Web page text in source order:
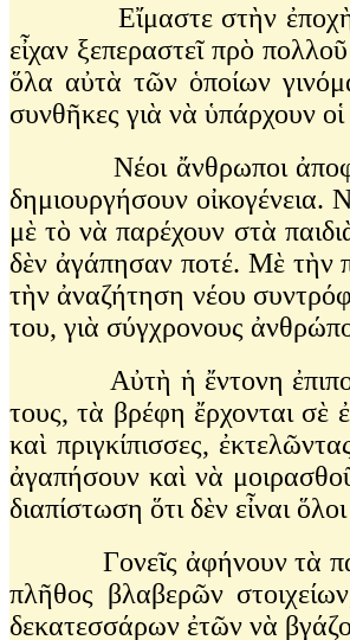
Εἴμαστε στὴν ἐποχὴ τῆς
εἶχαν ξεπεραστεῖ πρὸ
ὅλα αὐτὰ τῶν ὁποίων
συνθῆκες γιὰ νὰ ὑπάρχουν οἱ
Νέοι ἄνθρωποι
δημιουργήσουν οἰκογένεια.
μὲ τὸ νὰ παρέχουν στὰ
δὲν ἀγάπησαν ποτέ. Μὲ τὴν
τὴν ἀναζήτηση νέου
του, γιὰ σύγχρονους
Αὐτὴ ἡ ἔντονη
τους, τὰ βρέφη ἔρχονται σὲ
καὶ πριγκίπισσες,
ἀγαπήσουν καὶ νὰ
διαπίστωση ὅτι δὲν εἶναι
Γονεῖς ἀφήνουν τὰ
πλῆθος βλαβερῶν
δεκατεσσάρων ἐτῶν νὰ